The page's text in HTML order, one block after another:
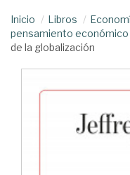
Inicio Libros
pensamiento económico
de la globalización